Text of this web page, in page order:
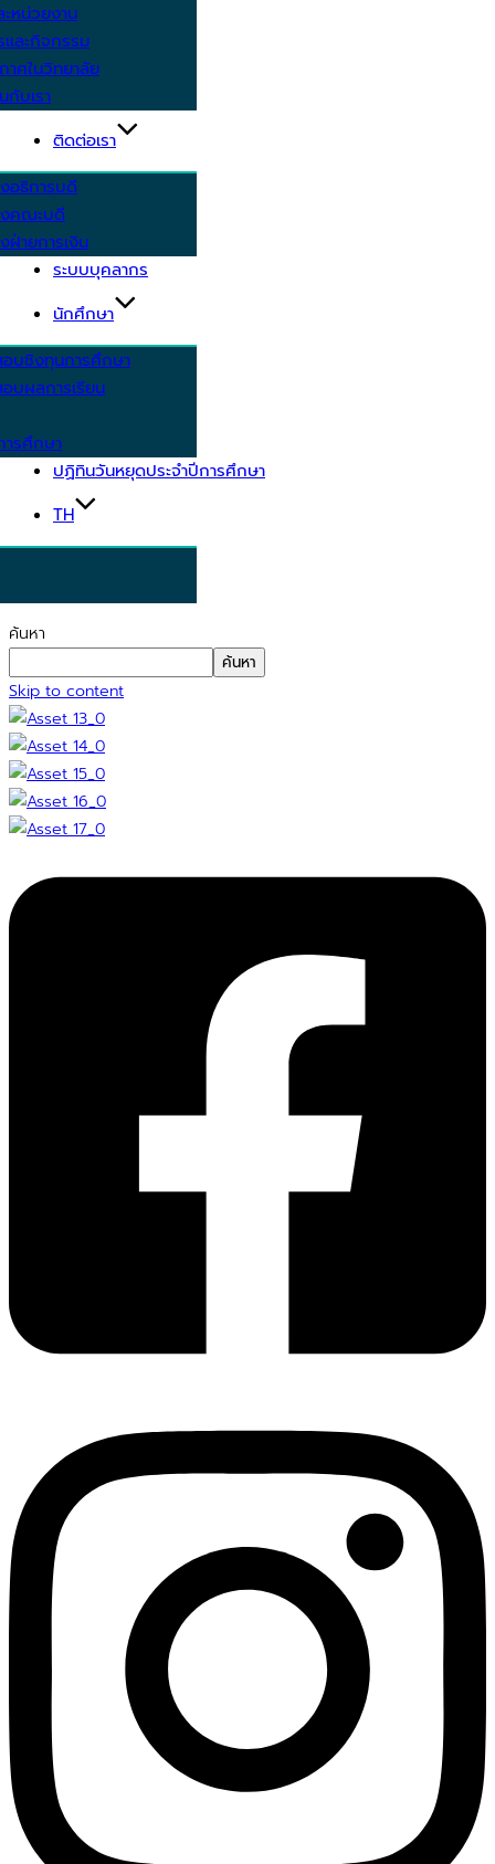
หน่วยงาน
และกิจกรรม
าศในวิทยาลัย
กับเรา
ติดต่อเรา
อธิการบดี
คณะบดี
ฝ่ายการเงิน
ระบบบุคลากร
นักศึกษา
บชิงทุนการศึกษา
บผลการเรียน
รศึกษา
ปฏิทินวันหยุดประจำปีการศึกษา
TH
ค้นหา
ค้นหา
Skip to content